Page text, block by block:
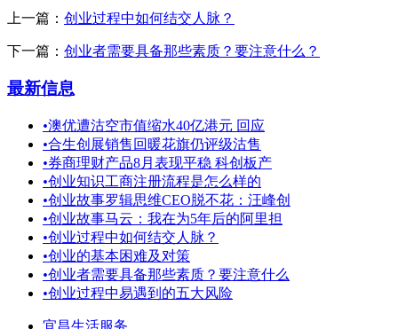
上一篇： 创业过程中如何结交人脉？
下一篇： 创业者需要具备那些素质？要注意什么？
最新信息
•澳优遭沽空市值缩水40亿港元 回应
•合生创展销售回暖花旗仍评级沽售
•券商理财产品8月表现平稳 科创板产
•创业知识工商注册流程是怎么样的
•创业故事罗辑思维CEO脱不花：汪峰创
•创业故事马云：我在为5年后的阿里担
•创业过程中如何结交人脉？
•创业的基本困难及对策
•创业者需要具备那些素质？要注意什么
•创业过程中易遇到的五大风险
宜昌生活服务